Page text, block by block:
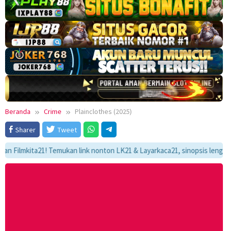
Beranda Crime
Plainclothes (2025)
Sharer
Tweet
Temukan link nonton LK21 & Layarkaca21, sinopsis